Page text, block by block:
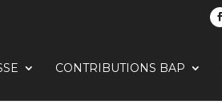
CONTRIBUTIONS BAP